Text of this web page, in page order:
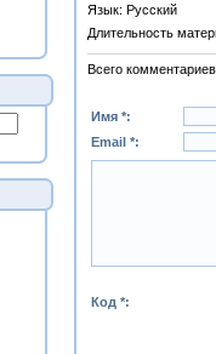
Язык: Русский
Длительность
Всего комментариев
Имя *:
Email *:
Код *: